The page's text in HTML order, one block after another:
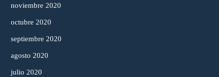
noviembre 2020
octubre 2020
septiembre 2020
agosto 2020
julio 2020